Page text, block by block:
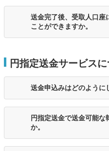
送金完了後、受取人口座
ことができますか。
円指定送金サービス
送金申込みはどのように
円指定送金で送金可能
か。